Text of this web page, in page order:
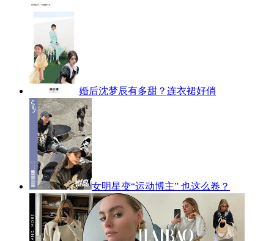
婚后沈梦辰有多甜？连衣裙好俏
女明星变“运动博主” 也这么卷？